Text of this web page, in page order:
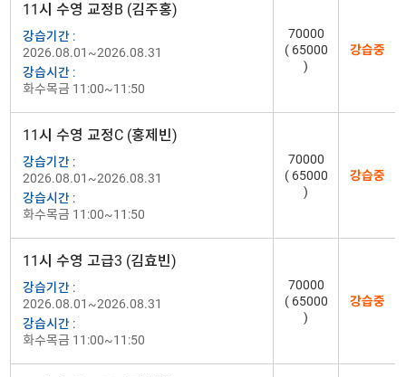
11시 수영 교정B (김주홍)
강습기간 :
2026.08.01~2026.08.31
강습시간 :
화수목금 11:00~11:50
70000
( 65000
)
강습중
11시 수영 교정C (홍제빈)
강습기간 :
2026.08.01~2026.08.31
강습시간 :
화수목금 11:00~11:50
70000
( 65000
)
강습중
11시 수영 고급3 (김효빈)
강습기간 :
2026.08.01~2026.08.31
강습시간 :
화수목금 11:00~11:50
70000
( 65000
)
강습중